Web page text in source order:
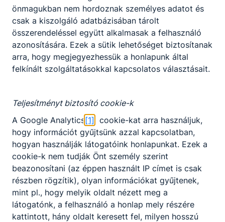
önmagukban nem hordoznak személyes adatot és
csak a kiszolgáló adatbázisában tárolt
összerendeléssel együtt alkalmasak a felhasználó
azonosítására. Ezek a sütik lehetőséget biztosítanak
arra, hogy megjegyezhessük a honlapunk által
felkínált szolgáltatásokkal kapcsolatos választásait.
Teljesítményt biztosító cookie-k
A Google Analytics [1] cookie-kat arra használjuk,
hogy információt gyűjtsünk azzal kapcsolatban,
hogyan használják látogatóink honlapunkat. Ezek a
cookie-k nem tudják Önt személy szerint
beazonosítani (az éppen használt IP címet is csak
részben rögzítik), olyan információkat gyűjtenek,
mint pl., hogy melyik oldalt nézett meg a
látogatónk, a felhasználó a honlap mely részére
kattintott, hány oldalt keresett fel, milyen hosszú